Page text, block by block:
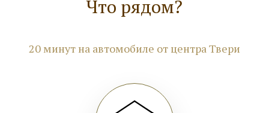
Что рядом?
20 минут на автомобиле от центра Твери